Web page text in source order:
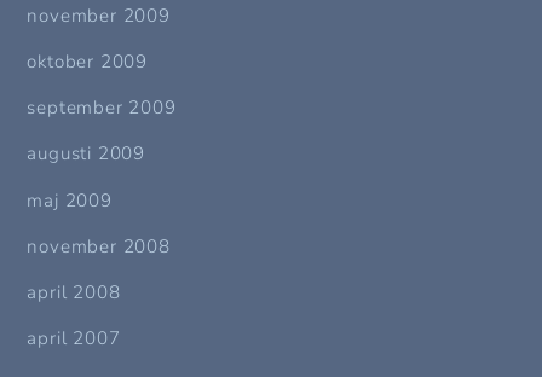
november 2009
oktober 2009
september 2009
augusti 2009
maj 2009
november 2008
april 2008
april 2007